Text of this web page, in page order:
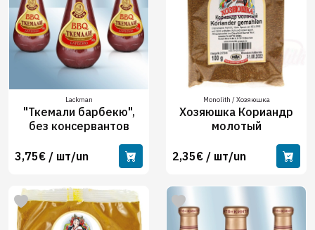
Lackman
"Ткемали барбекю",
без консервантов
3,75€ / шт/un
Monolith / Хозяюшка
Хозяюшка Кориандр
молотый
2,35€ / шт/un